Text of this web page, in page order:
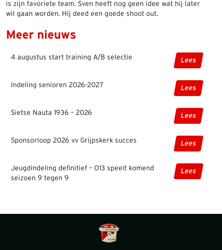
is zijn favoriete team. Sven heeft nog geen idee wat hij later
wil gaan worden. Hij deed een goede shoot out.
Meer nieuws
4 augustus start training A/B selectie Lees
Indeling senioren 2026-2027 Lees
Sietse Nauta 1936 – 2026 Lees
Sponsorloop 2026 vv Grijpskerk succes Lees
Jeugdindeling definitief – O13 speelt komend
seizoen 9 tegen 9
Lees